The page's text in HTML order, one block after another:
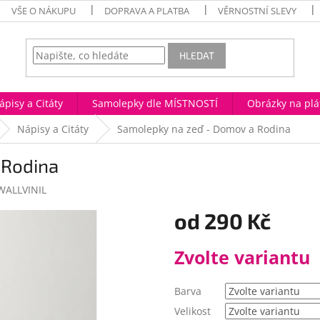
VŠE O NÁKUPU DOPRAVA A PLATBA VĚRNOSTNÍ SLEVY
HLEDAT
a Citáty Samolepky dle MÍSTNOSTÍ Obrázky na
Nápisy a Citáty Samolepky na zeď - Domov a Rodina
od 290 Kč
cena:
Zvolte variantu
Barva
Velikost